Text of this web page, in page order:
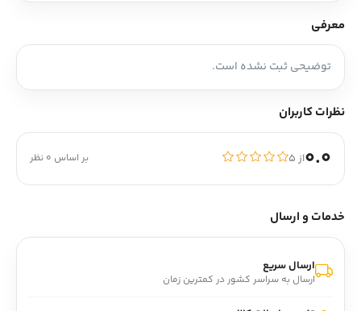
معرفی
توضیحی ثبت نشده است.
نظرات کاربران
0.0از ۵ بر اساس 0 نظر
خدمات و ارسال
ارسال سریع
ارسال به سراسر کشور در کمترین زمان